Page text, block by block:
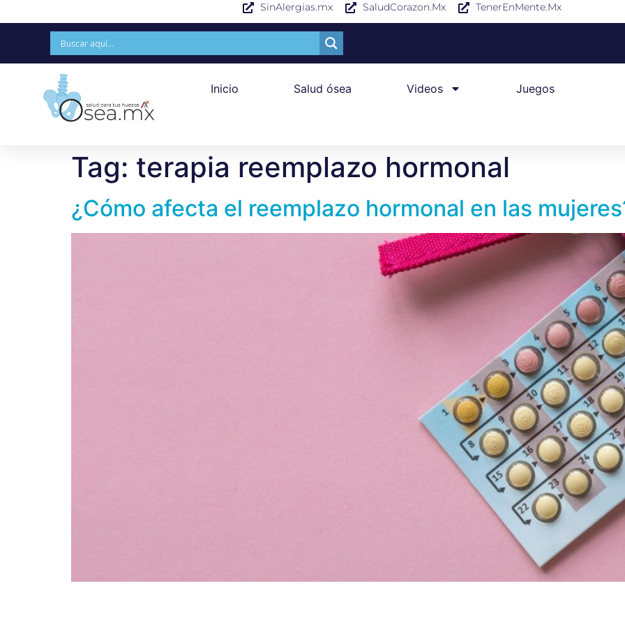
SinAlergias.mx SaludCorazon.Mx TenerEnMente.Mx
Inicio Salud ósea Videos Juegos
Tag: terapia reemplazo hormonal
¿Cómo afecta el reemplazo hormonal en las